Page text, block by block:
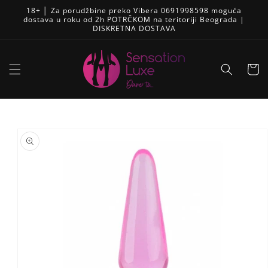
na
sadržaj
18+ │ Za porudžbine preko Vibera 0691998598 moguća
dostava u roku od 2h POTRČKOM na teritoriji Beograda |
DISKRETNA DOSTAVA
Korpa
information